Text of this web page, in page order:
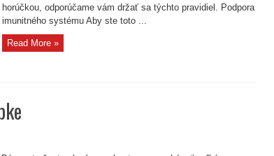
horúčkou, odporúčame vám držať sa týchto pravidiel. Podpora
imunitného systému Aby ste toto ...
Read More »